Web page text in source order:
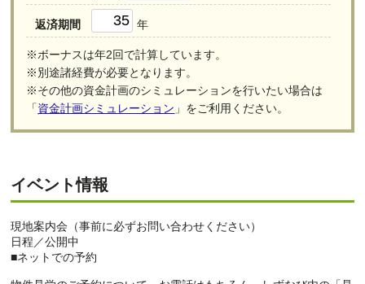
返済期間 年
※ボーナスは年2回で計算しています。
※別途諸経費が必要となります。
※その他の資金計画のシミュレーションを行いたい場合は
「資金計画シミュレーション 」をご利用ください。
イベント情報
現地案内会（事前に必ずお問い合わせください）
日程／公開中
■ネットでの予約